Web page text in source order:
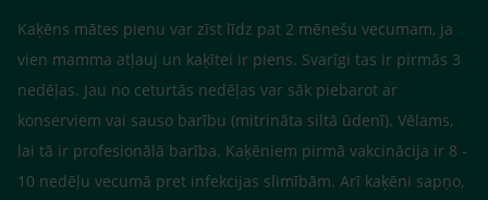
Kaķēns mātes pienu var zīst līdz pat 2 mēnešu vecumam, ja
vien mamma atļauj un kaķītei ir piens. Svarīgi tas ir pirmās 3
nedēļas. Jau no ceturtās nedēļas var sāk piebarot ar
konserviem vai sauso barību (mitrināta siltā ūdenī). Vēlams,
lai tā ir profesionālā barība. Kaķēniem pirmā vakcinācija ir 8 -
10 nedēļu vecumā pret infekcijas slimībām. Arī kaķēni sapņo,